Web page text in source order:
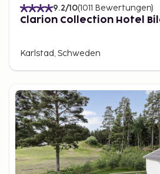
9.2/10(1011 Bewertungen)
Clarion Collection Hotel
Karlstad, Schweden